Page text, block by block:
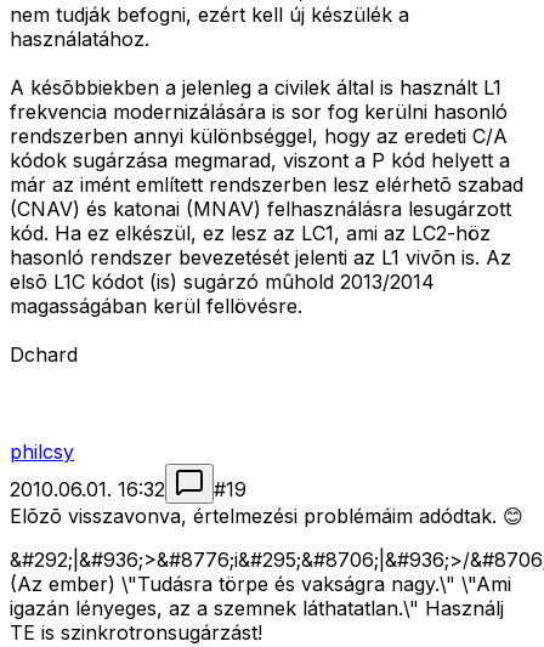
nem tudják befogni, ezért kell új készülék a
használatához.
A késõbbiekben a jelenleg a civilek által is használt L1
frekvencia modernizálására is sor fog kerülni hasonló
rendszerben annyi különbséggel, hogy az eredeti C/A
kódok sugárzása megmarad, viszont a P kód helyett a
már az imént említett rendszerben lesz elérhetõ szabad
(CNAV) és katonai (MNAV) felhasználásra lesugárzott
kód. Ha ez elkészül, ez lesz az LC1, ami az LC2-höz
hasonló rendszer bevezetését jelenti az L1 vivõn is. Az
elsõ L1C kódot (is) sugárzó mûhold 2013/2014
magasságában kerül fellövésre.
Dchard
philcsy
2010.06.01. 16:32
#19
Elõzõ visszavonva, értelmezési problémáim adódtak. 😊
&#292;|&#936;>&#8776;i&#295;&#8706;|&#936;>/
(Az ember) \"Tudásra törpe és vakságra nagy.\" \"Ami
igazán lényeges, az a szemnek láthatatlan.\" Használj
TE is szinkrotronsugárzást!